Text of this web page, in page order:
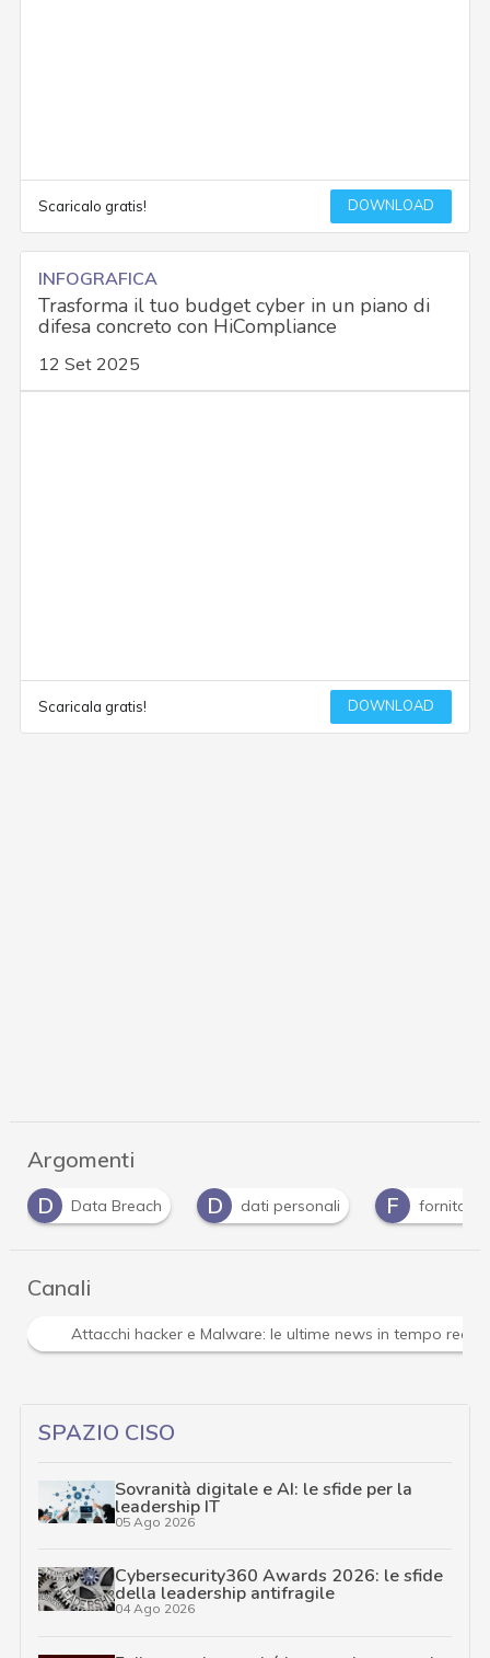
Scaricalo gratis! DOWNLOAD
INFOGRAFICA
Trasforma il tuo budget cyber in un piano di
difesa concreto con HiCompliance
12 Set 2025
Scaricala gratis! DOWNLOAD
Argomenti
D
Data Breach D dati personali F fornitori
Canali
Attacchi hacker e Malware: le ultime news in tempo
SPAZIO CISO
Sovranità digitale e AI: le sfide per la
leadership IT
05 Ago 2026
Cybersecurity360 Awards 2026: le sfide
della leadership antifragile
04 Ago 2026